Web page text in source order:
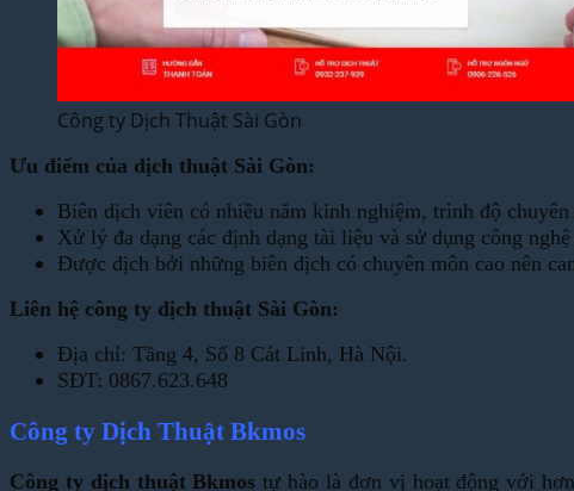
Công ty Dịch Thuật Sài Gòn
Ưu điểm của dịch thuật Sài Gòn:
Biên dịch viên có nhiều năm kinh nghiệm, trình độ
Xử lý đa dạng các định dạng tài liệu và sử dụng công
Được dịch bởi những biên dịch có chuyên môn cao nên
Liên hệ công ty dịch thuật Sài Gòn:
Địa chỉ: Tầng 4, Số 8 Cát Linh, Hà Nội.
SĐT: 0867.623.648
Công ty Dịch Thuật Bkmos
Công ty dịch thuật Bkmos tự hào là đơn vị hoạt động với